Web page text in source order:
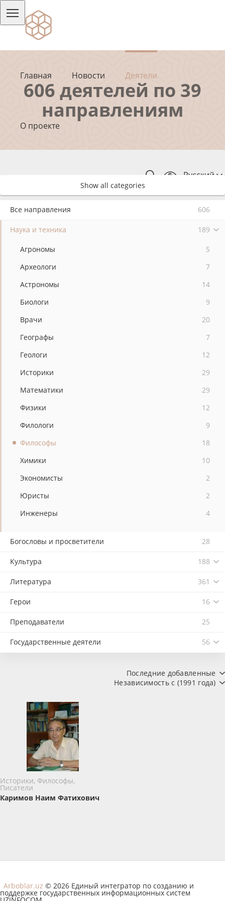
Главная Новости Деятели
О проекте
Русский
606 деятелей по 39
направлениям
Show all categories
Все направления 606
Наука и техника 189
Агрономы
5
Археологи
7
Астрономы
14
Биологи
9
Врачи
20
Географы
7
Геологи
12
Историки
29
Математики
29
Физики
12
Филологи
9
Философы
18
Химики
10
Экономисты
2
Юристы
2
Инженеры
4
Богословы и просветители 28
Культура 188
Литература 361
Герои 16
Преподаватели 25
Государственные деятели 56
Последние добавленные
Независимость с (1991 года)
Историки, Философы,
Писатели
Каримов Наим Фатихович
Arboblar.uz © 2026 Единый интегратор по созданию и
поддержке государственных информационных систем